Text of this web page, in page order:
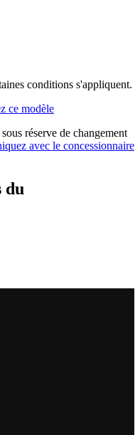
conditions s'appliquent.
ce modèle
réserve de changement
avec le concessionnaire
du